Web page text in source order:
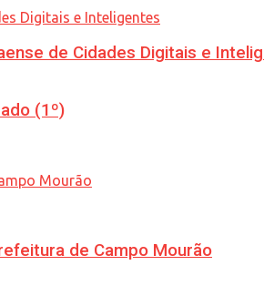
(1º)
de Campo Mourão
de Cidades Digitais e